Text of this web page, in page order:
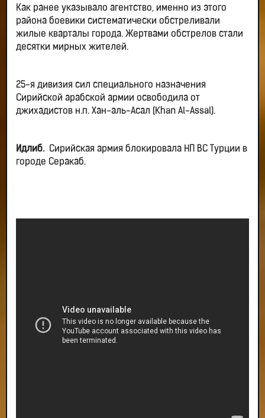
Как ранее указывало агентство, именно из этого
района боевики систематически обстреливали
жилые кварталы города. Жертвами обстрелов стали
десятки мирных жителей.
25-я дивизия сил специального назначения
Сирийской арабской армии освободила от
джихадистов н.п. Хан-аль-Асал (Khan Al-Assal).
Идлиб.Сирийская армия блокировала НП ВС Турции в
городе Серакаб.